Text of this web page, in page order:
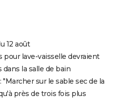
12 août
pour lave-vaisselle devraient
la salle de bain
sur le sable sec de la
près de trois fois plus